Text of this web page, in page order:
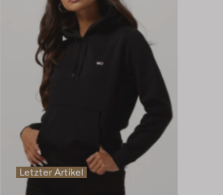
Letzter Artikel